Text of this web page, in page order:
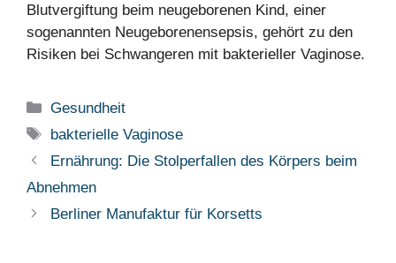
Blutvergiftung beim neugeborenen Kind, einer
sogenannten Neugeborenensepsis, gehört zu den
Risiken bei Schwangeren mit bakterieller Vaginose.
Kategorien
Gesundheit
Schlagwörter
bakterielle Vaginose
Ernährung: Die Stolperfallen des Körpers beim
Abnehmen
Berliner Manufaktur für Korsetts